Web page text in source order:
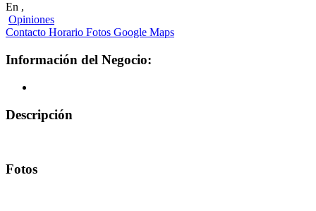
En ,
Opiniones
Contacto Horario Fotos Google Maps
Información del Negocio:
Descripción
Fotos